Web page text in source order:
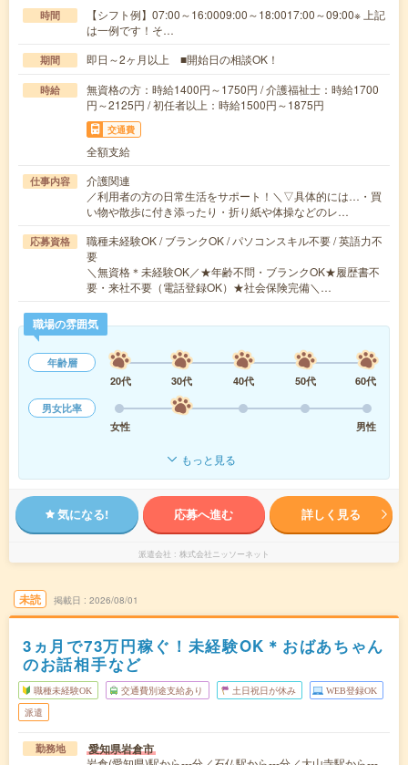
時間
【シフト例】07:00～16:0009:00～18:0017:00～09:00※ 上記
は一例です！そ…
期間 即日～2ヶ月以上 ■開始日の相談OK！
時給
無資格の方：時給1400円～1750円 / 介護福祉士：時給1700
円～2125円 / 初任者以上：時給1500円～1875円
交通費
全額支給
仕事内容
介護関連
／利用者の方の日常生活をサポート！＼▽具体的には…・買
い物や散歩に付き添ったり・折り紙や体操などのレ…
応募資格
職種未経験OK / ブランクOK / パソコンスキル不要 / 英語力不
要
＼無資格＊未経験OK／★年齢不問・ブランクOK★履歴書不
要・来社不要（電話登録OK）★社会保険完備＼…
職場の雰囲気
年齢層
20代
30代 40代 50代
60代
男女比率
女性
男性
もっと見る
気になる! 応募へ進む 詳しく見る
派遣会社 株式会社ニッソーネット
未読 掲載日 2026/08/01
3ヵ月で73万円稼ぐ！未経験OK＊おばあちゃん
のお話相手など
職種未経験OK 交通費別途支給あり 土日祝日が休み WEB登録OK
派遣
勤務地 愛知県岩倉市